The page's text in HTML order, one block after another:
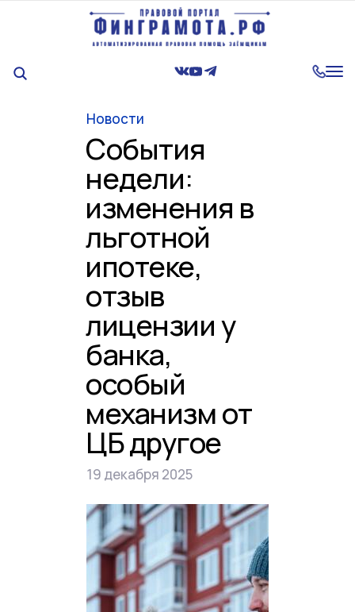
Новости
События
недели:
изменения в
льготной
ипотеке,
отзыв
лицензии у
банка,
особый
механизм от
ЦБ другое
19 декабря 2025